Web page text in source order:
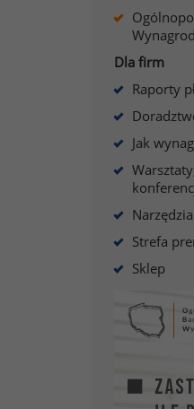
Dla firm
Raporty
Jak
Strefa
Sklep